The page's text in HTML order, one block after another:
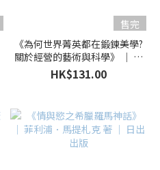
售完
《為何世界菁英都在鍛鍊美學?
關於經營的藝術與科學》 ｜ 山
口周 著 ｜ 楓書坊
HK$131.00